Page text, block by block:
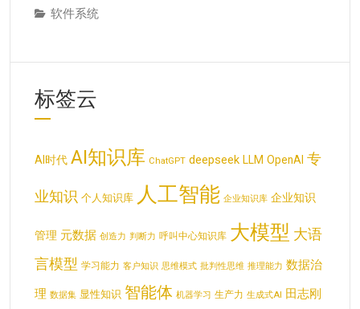
软件系统
标签云
AI时代 AI知识库 ChatGPT deepseek LLM OpenAI 专
业知识 个人知识库 人工智能 企业知识库 企业知识
管理 元数据 创造力 判断力 呼叫中心知识库 大模型 大语
言模型 学习能力 客户知识 思维模式 批判性思维 推理能力 数据治
理 数据集 显性知识 智能体 机器学习 生产力 生成式AI 田志刚